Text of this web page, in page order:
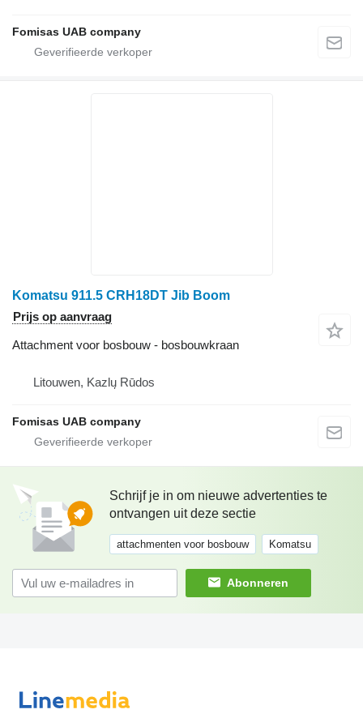
Fomisas UAB company
Komatsu 911.5 CRH18DT Jib Boom
Prijs op aanvraag
Attachment voor bosbouw - bosbouwkraan
Litouwen, Kazlų Rūdos
Fomisas UAB company
Schrijf je in om nieuwe advertenties te
ontvangen uit deze sectie
attachmenten voor bosbouw Komatsu
Abonneren